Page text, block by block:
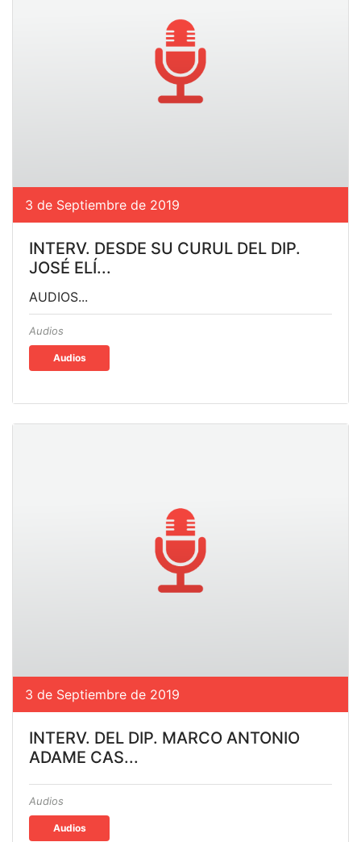
3 de Septiembre de 2019
INTERV. DESDE SU CURUL DEL DIP.
JOSÉ ELÍ...
AUDIOS...
Audios
Audios
3 de Septiembre de 2019
INTERV. DEL DIP. MARCO ANTONIO
ADAME CAS...
Audios
Audios